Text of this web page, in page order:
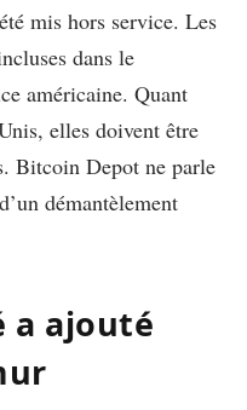
mis hors service. Les
dans le
américaine. Quant
elles doivent être
Bitcoin Depot ne parle
démantèlement
a ajouté